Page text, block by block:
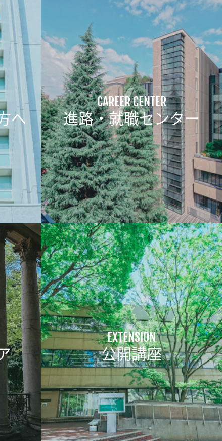
へ
CAREER CENTER
進路・就職センター
EXTENSION
公開講座